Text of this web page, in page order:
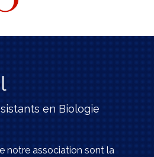
en Biologie
notre association sont la